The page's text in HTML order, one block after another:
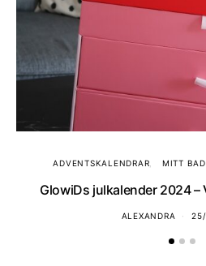
ADVENTSKALENDRAR MITT
GlowiDs julkalender 2024 –
ALEXANDRA